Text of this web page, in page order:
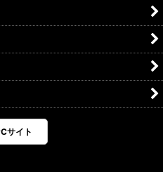
サイト